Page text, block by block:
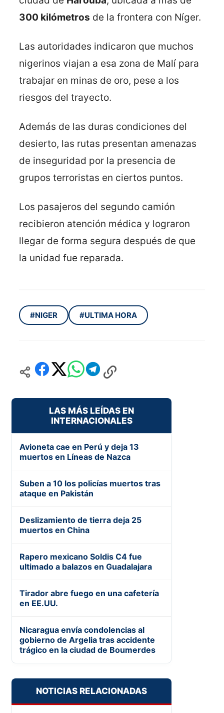
300 kilómetros de la frontera con Níger.
Las autoridades indicaron que muchos
nigerinos viajan a esa zona de Malí para
trabajar en minas de oro, pese a los
riesgos del trayecto.
Además de las duras condiciones del
desierto, las rutas presentan amenazas
de inseguridad por la presencia de
grupos terroristas en ciertos puntos.
Los pasajeros del segundo camión
recibieron atención médica y lograron
llegar de forma segura después de que
la unidad fue reparada.
#NIGER #ULTIMA HORA
LAS MÁS LEÍDAS EN
INTERNACIONALES
Avioneta cae en Perú y deja 13
muertos en Líneas de Nazca
Suben a 10 los policías muertos tras
ataque en Pakistán
Deslizamiento de tierra deja 25
muertos en China
Rapero mexicano Soldis C4 fue
ultimado a balazos en Guadalajara
Tirador abre fuego en una cafetería
en EE.UU.
Nicaragua envía condolencias al
gobierno de Argelia tras accidente
trágico en la ciudad de Boumerdes
NOTICIAS RELACIONADAS